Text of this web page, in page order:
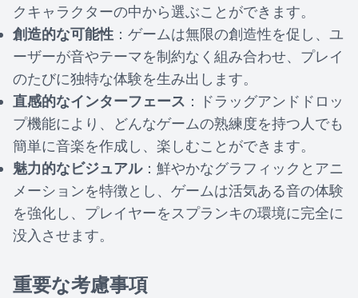
クキャラクターの中から選ぶことができます。
創造的な可能性 ：ゲームは無限の創造性を促し、ユ
ーザーが音やテーマを制約なく組み合わせ、プレイ
のたびに独特な体験を生み出します。
直感的なインターフェース ：ドラッグアンドドロッ
プ機能により、どんなゲームの熟練度を持つ人でも
簡単に音楽を作成し、楽しむことができます。
魅力的なビジュアル：鮮やかなグラフィックとアニ
メーションを特徴とし、ゲームは活気ある音の体験
を強化し、プレイヤーをスプランキの環境に完全に
没入させます。
重要な考慮事項